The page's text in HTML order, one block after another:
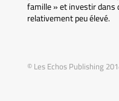
famille » et investir
relativement peu élevé.
© Les Echos Publishing